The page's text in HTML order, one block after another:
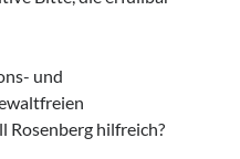
und
Rosenberg hilfreich?